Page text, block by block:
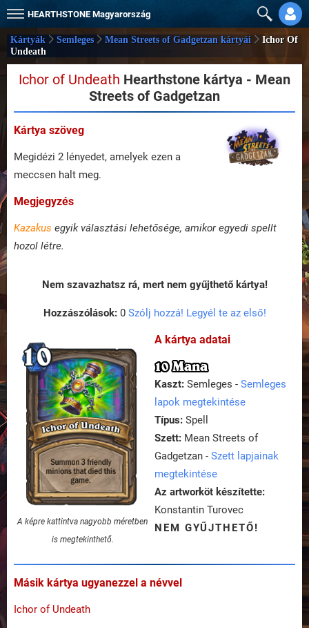
HEARTHSTONE Magyarország
Kártyák Semleges Mean Streets of Gadgetzan kártyái
Ichor Of
Undeath
Ichor of Undeath Hearthstone kártya - Mean
Streets of Gadgetzan
Kártya szöveg
Megidézi 2 lényedet, amelyek ezen a
meccsen halt meg.
Megjegyzés
Kazakus egyik választási lehetősége, amikor egyedi spellt
hozol létre.
Nem szavazhatsz rá, mert nem gyűjthető kártya!
Hozzászólások:0 Szólj hozzá! Legyél te az első!
A képre kattintva nagyobb méretben
is megtekinthető.
A kártya adatai
10 Mana
Kaszt: Semleges - Semleges
lapok megtekintése
Típus: Spell
Szett: Mean Streets of
Gadgetzan - Szett lapjainak
megtekintése
Az artworköt készítette:
Konstantin Turovec
NEM GYŰJTHETŐ!
Másik kártya ugyanezzel a névvel
Ichor of Undeath